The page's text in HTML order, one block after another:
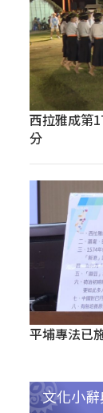
西拉雅成第
分
平埔專法已
文化小辭